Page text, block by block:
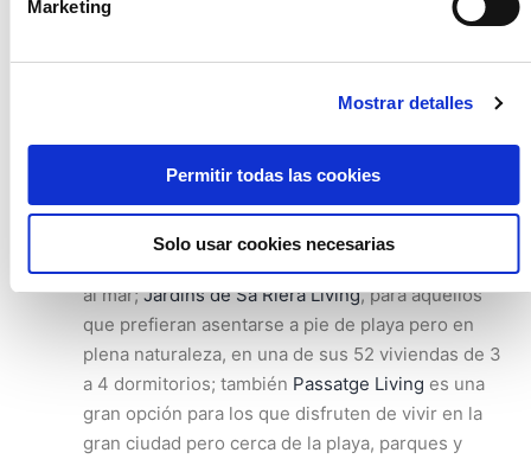
Marketing
Mostrar detalles
Permitir todas las cookies
Solo usar cookies necesarias
supuesto los comercios de la zona. Las
más, si se tiene la intención de formar una familia.
La promoción de 12 viviendas queStoneweg
tiene en la calle “Marqués de Sentmenat
en pleno barrio de les Corts de Barcelona, es
ideal, como también lo son
El Turó de la Cisa
al mar;Jardins de Sa Riera Living, para aquellos
que prefieran asentarse a pie de playa pero en
plena naturaleza, en una de sus 52 viviendas de 3
a 4 dormitorios; también Passatge Living es una
gran opción para los que disfruten de vivir en la
gran ciudad pero cerca de la playa, parques y